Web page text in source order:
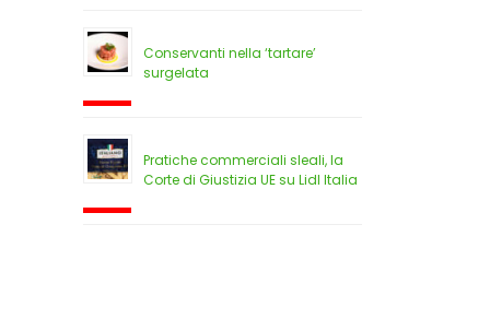
Conservanti nella ‘tartare’
surgelata
Pratiche commerciali sleali, la
Corte di Giustizia UE su Lidl Italia